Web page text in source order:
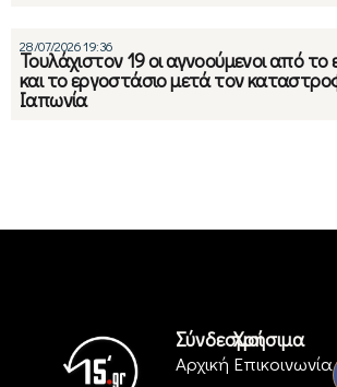
28/07/2026 19:36
Τουλάχιστον 19 οι αγνοούμενοι από το
και το εργοστάσιο μετά τον
Ιαπωνία
Σύνδεσμοι
Αρχική
Χρήσιμα
Επικοινωνία